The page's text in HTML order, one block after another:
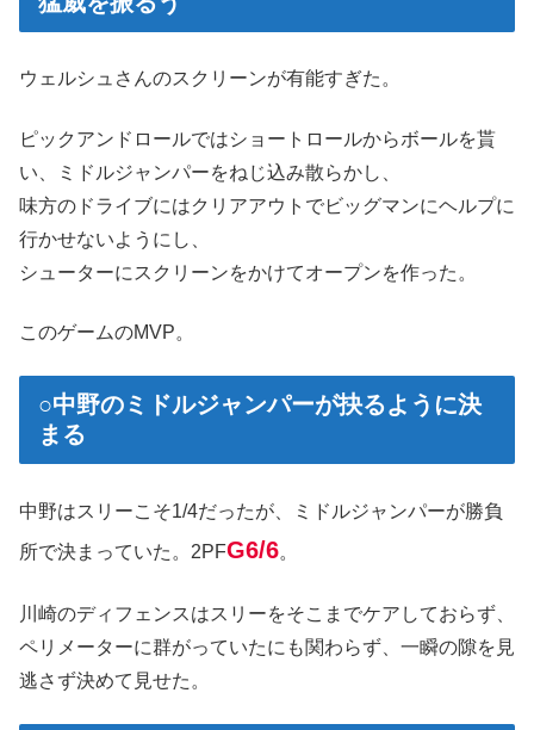
ウェルシュさんのスクリーンが有能すぎた。
ピックアンドロールではショートロールからボールを貰
い、ミドルジャンパーをねじ込み散らかし、
味方のドライブにはクリアアウトでビッグマンにヘルプに
行かせないようにし、
シューターにスクリーンをかけてオープンを作った。
このゲームのMVP。
○中野のミドルジャンパーが抉るように決
まる
中野はスリーこそ1/4だったが、ミドルジャンパーが勝負
所で決まっていた。2PFG6/6。
川崎のディフェンスはスリーをそこまでケアしておらず、
ペリメーターに群がっていたにも関わらず、一瞬の隙を見
逃さず決めて見せた。